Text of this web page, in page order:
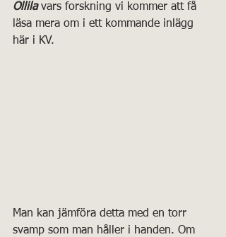
Ollila vars forskning vi kommer att få
läsa mera om i ett kommande inlägg
här i KV.
Man kan jämföra detta med en torr
svamp som man håller i handen. Om